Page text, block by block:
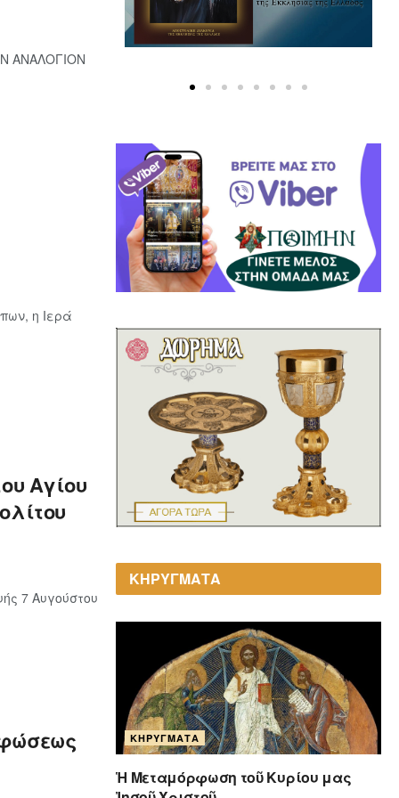
ΑΝΑΛΟΓΙΟΝ
η Ιερά
Αγίου
7 Αυγούστου
ΚΗΡΥΓΜΑΤΑ
ΚΗΡΎΓΜΑΤΑ
Ἡ Μεταμόρφωση τοῦ Κυρίου μας